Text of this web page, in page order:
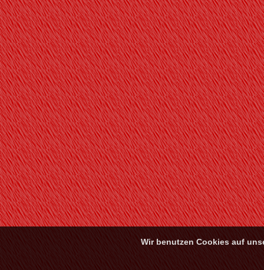
Wir benutzen Cookies auf